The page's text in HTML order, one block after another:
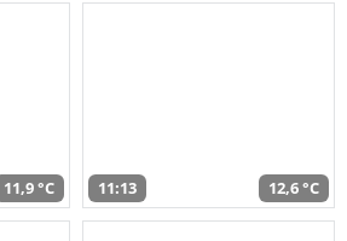
11,9 °C 11:13 12,6 °C